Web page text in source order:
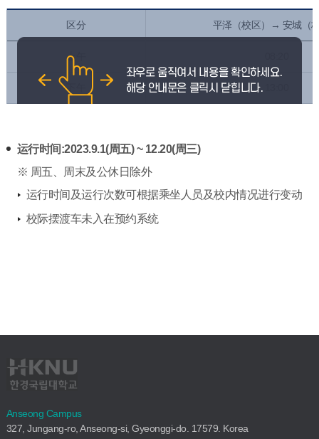
区分 平泽（校区）→ 安城（
上午
下午
运行时间:2023.9.1(周五) ~ 12.20(周三)
※ 周五、周末及公休日除外
运行时间及运行次数可根据乘坐人员及校内情况进行变动
校际摆渡车未入在预约系统
Anseong Campus
327, Jungang-ro, Anseong-si, Gyeonggi-do. 17579. Korea